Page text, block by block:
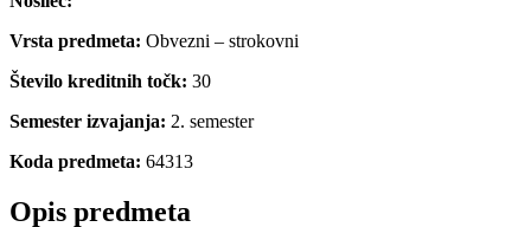
Vrsta predmeta: Obvezni – strokovni
Število kreditnih točk: 30
Semester izvajanja: 2. semester
Koda predmeta: 64313
Opis predmeta